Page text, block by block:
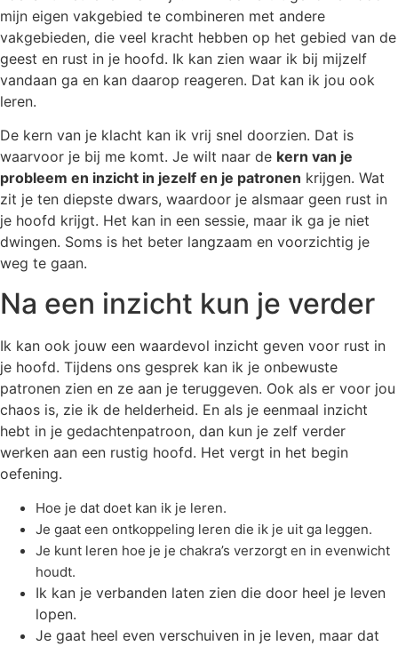
mijn eigen vakgebied te combineren met andere
vakgebieden, die veel kracht hebben op het gebied van de
geest en rust in je hoofd. Ik kan zien waar ik bij mijzelf
vandaan ga en kan daarop reageren. Dat kan ik jou ook
leren.
De kern van je klacht kan ik vrij snel doorzien. Dat is
waarvoor je bij me komt. Je wilt naar de kern van je
probleem en inzicht in jezelf en je patronen krijgen. Wat
zit je ten diepste dwars, waardoor je alsmaar geen rust in
je hoofd krijgt. Het kan in een sessie, maar ik ga je niet
dwingen. Soms is het beter langzaam en voorzichtig je
weg te gaan.
Na een inzicht kun je verder
Ik kan ook jouw een waardevol inzicht geven voor rust in
je hoofd. Tijdens ons gesprek kan ik je onbewuste
patronen zien en ze aan je teruggeven. Ook als er voor jou
chaos is, zie ik de helderheid. En als je eenmaal inzicht
hebt in je gedachtenpatroon, dan kun je zelf verder
werken aan een rustig hoofd. Het vergt in het begin
oefening.
Hoe je dat doet kan ik je leren.
Je gaat een ontkoppeling leren die ik je uit ga leggen.
Je kunt leren hoe je je chakra’s verzorgt en in evenwicht
houdt.
Ik kan je verbanden laten zien die door heel je leven
lopen.
Je gaat heel even verschuiven in je leven, maar dat